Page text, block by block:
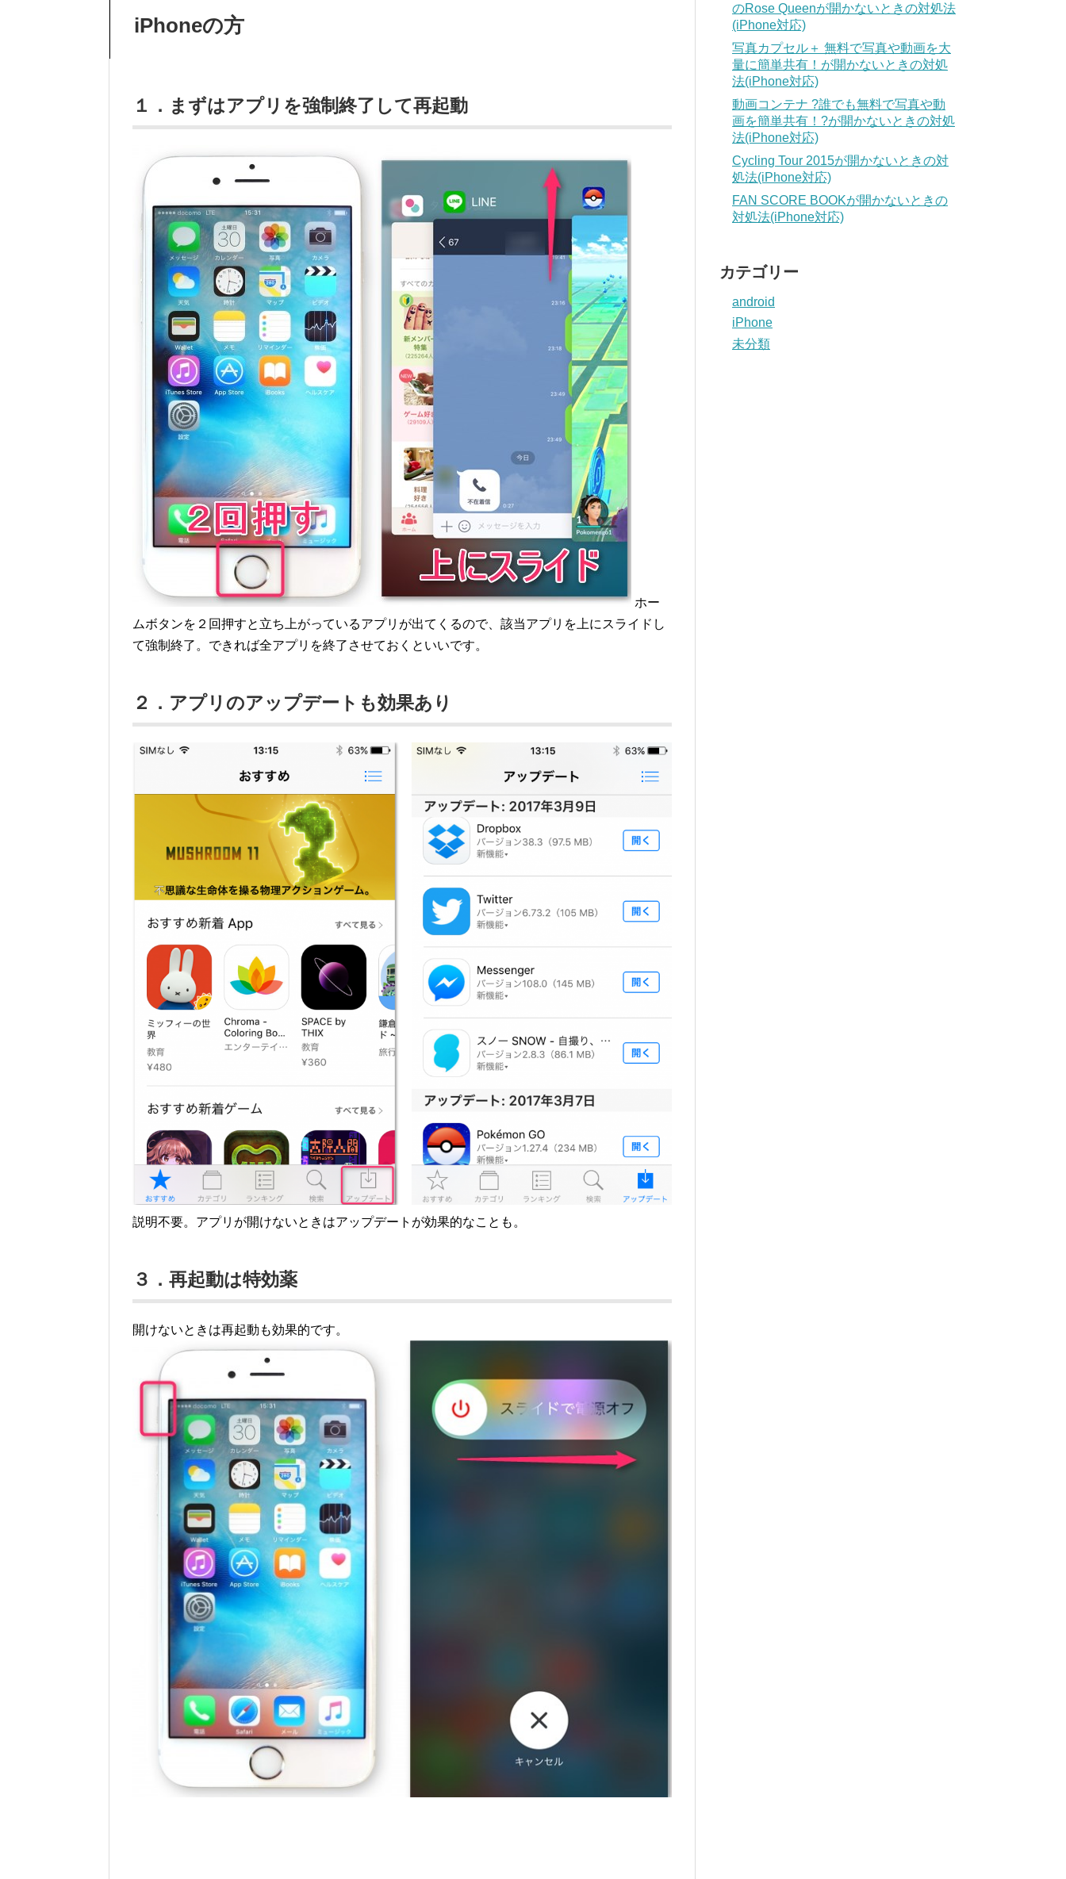
iPhoneの方
１．まずはアプリを強制終了して再起動
ホー
ムボタンを２回押すと立ち上がっているアプリが出てくるので、該当アプリを上にスライドし
て強制終了。できれば全アプリを終了させておくといいです。
２．アプリのアップデートも効果あり
説明不要。アプリが開けないときはアップデートが効果的なことも。
３．再起動は特効薬
開けないときは再起動も効果的です。
のRose Queenが開かないときの対処法
(iPhone対応)
写真カプセル＋ 無料で写真や動画を大
量に簡単共有！が開かないときの対処
法(iPhone対応)
動画コンテナ ?誰でも無料で写真や動
画を簡単共有！?が開かないときの対処
法(iPhone対応)
Cycling Tour 2015が開かないときの対
処法(iPhone対応)
FAN SCORE BOOKが開かないときの
対処法(iPhone対応)
カテゴリー
android
iPhone
未分類